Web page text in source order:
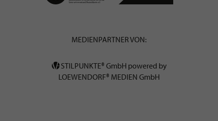
MEDIENPARTNER VON:
STILPUNKTE® GmbH powered by
LOEWENDORF® MEDIEN GmbH